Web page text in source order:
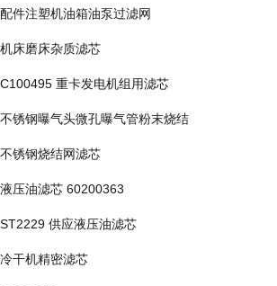
配件注塑机油箱油泵过滤网
机床磨床杂质滤芯
C100495 重卡发电机组用滤芯
不锈钢曝气头微孔曝气管粉末烧结
不锈钢烧结网滤芯
液压油滤芯 60200363
ST2229 供应液压油滤芯
冷干机精密滤芯